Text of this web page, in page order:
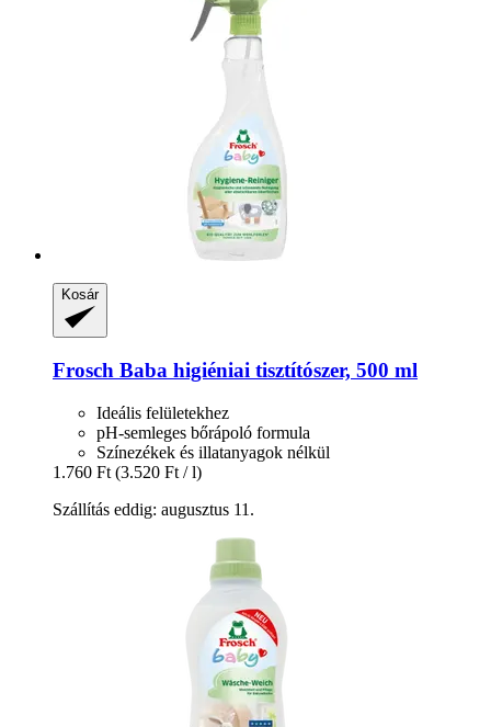
Kosár
Frosch Baba higiéniai tisztítószer, 500 ml
Ideális felületekhez
pH-semleges bőrápoló formula
Színezékek és illatanyagok nélkül
1.760 Ft (3.520 Ft / l)
Szállítás eddig: augusztus 11.